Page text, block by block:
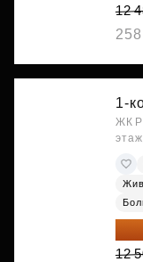
12
1-
ЖК
12